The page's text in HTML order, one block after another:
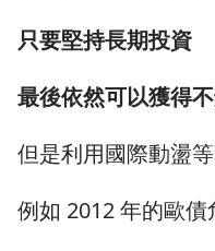
只要堅持長期投資
最後依然可以獲得不
但是利用國際動盪
例如 2012 年的歐